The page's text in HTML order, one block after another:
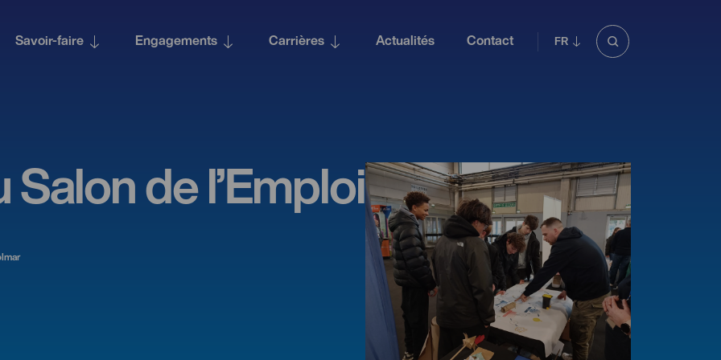
Savoir‑faire Engagements Carrières Actualités Contact
de l’Emploi